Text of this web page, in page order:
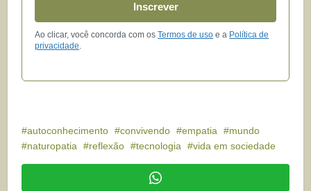
Inscrever
Ao clicar, você concorda com osTermos de uso e a Política de
privacidade.
autoconhecimento convivendo empatia
mundo
naturopatia
reflexão tecnologia vida em sociedade